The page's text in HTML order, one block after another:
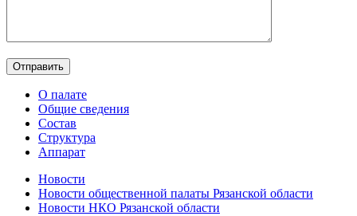
О палате
Общие сведения
Состав
Структура
Аппарат
Новости
Новости общественной палаты Рязанской области
Новости НКО Рязанской области